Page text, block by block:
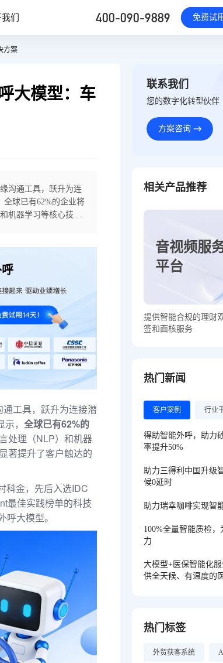
们 400-090-9889 免费试
方案
大模型：车
沟通工具，跃升为连
全球已有62%的企业将
机器学习等核心技
正凭借深厚的技术积
通工具，跃升为连接潜
， 全球已有62%的
处理（NLP）和机器
著提升了客户触达的
科金，先后入选IDC
最佳实践榜单的科技
大模型。
联系我们
您的数字化转型伙伴
方案咨询
相关产品推荐
音视频服
平台
提供智能合规的理财
签和面核服务
热门新闻
客户案例 行业
得助智能外呼，助力
率提升50%
助力三得利中国升级
候0延时
助力瑞幸咖啡实现智
100%全量智能质检
力
大模型+医保智能化
供全天候、有温度的
热门标签
外贸获客系统